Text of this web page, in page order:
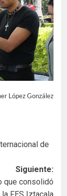
López González
de
Siguiente:
que consolidó